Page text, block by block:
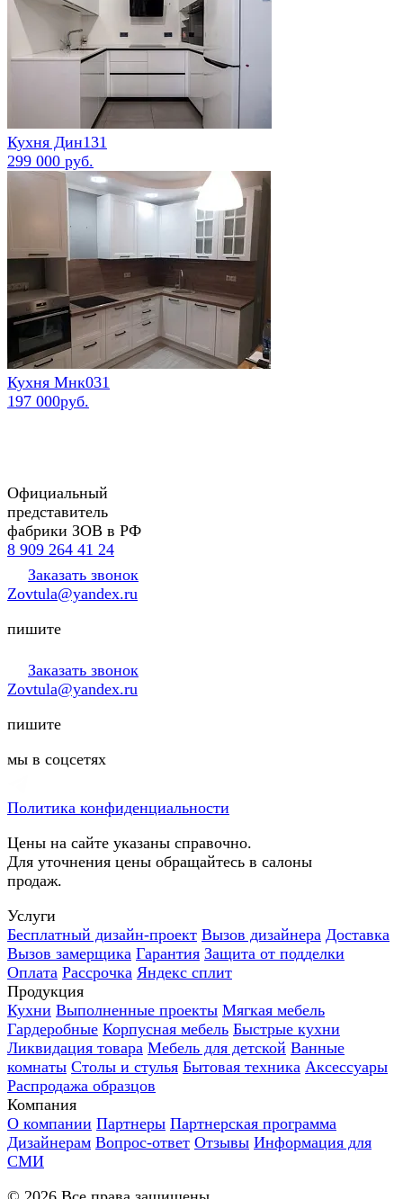
Кухня Дин131
299 000 руб.
Кухня Мнк031
197 000руб.
Официальный
представитель
фабрики ЗОВ в РФ
8 909 264 41 24
Заказать звонок
Zovtula@yandex.ru
пишите
Заказать звонок
Zovtula@yandex.ru
пишите
мы в соцсетях
Политика конфиденциальности
Цены на сайте указаны справочно.
Для уточнения цены обращайтесь в салоны
продаж.
Услуги
Бесплатный дизайн-проект Вызов дизайнера Доставка
Вызов замерщика Гарантия Защита от подделки
Оплата Рассрочка Яндекс сплит
Продукция
Кухни Выполненные проекты Мягкая мебель
Гардеробные Корпусная мебель Быстрые кухни
Ликвидация товара Мебель для детской Ванные
комнаты Столы и стулья Бытовая техника Аксессуары
Распродажа образцов
Компания
О компании Партнеры Партнерская программа
Дизайнерам Вопрос-ответ Отзывы Информация для
СМИ